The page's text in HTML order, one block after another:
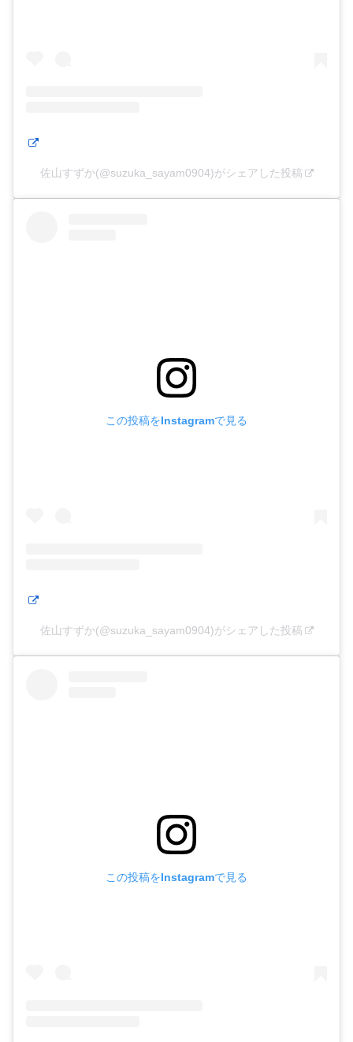
佐山すずか(@suzuka_sayam0904)がシェアした投稿
この投稿をInstagramで見る
佐山すずか(@suzuka_sayam0904)がシェアした投稿
この投稿をInstagramで見る